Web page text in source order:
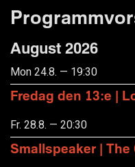
August 2026
Mon 24.8. — 19:30
Fredag den 13:e |
Fr. 28.8. — 20:30
Smallspeaker | The